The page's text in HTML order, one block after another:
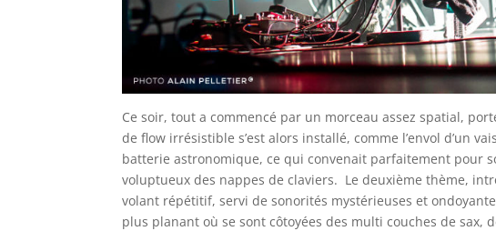
Ce soir, tout a commencé par un morceau assez spatial,
de flow irrésistible s’est alors installé, comme l’envol d’un
batterie astronomique, ce qui convenait parfaitement pour
voluptueux des nappes de claviers. Le deuxième thème,
volant répétitif, servi de sonorités mystérieuses et
plus planant où se sont côtoyées des multi couches de sax,